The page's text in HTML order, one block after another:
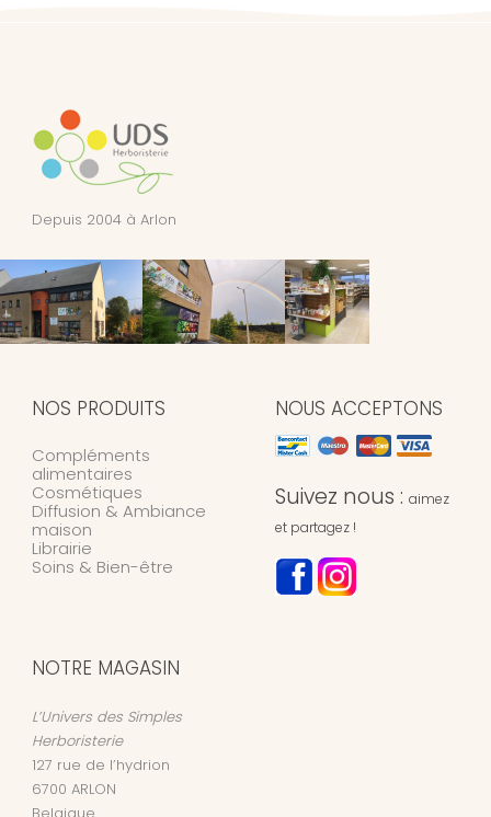
Depuis 2004 à Arlon
NOS PRODUITS
Compléments
alimentaires
Cosmétiques
Diffusion & Ambiance
maison
Librairie
Soins & Bien-être
NOUS ACCEPTONS
Suivez nous : aimez
et partagez !
NOTRE MAGASIN
L’Univers des Simples
Herboristerie
127 rue de l’hydrion
6700 ARLON